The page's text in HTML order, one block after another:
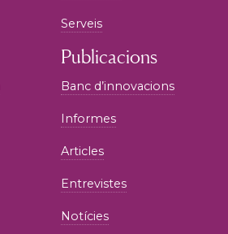
Serveis
Publicacions
Banc d’innovacions
Informes
Articles
Entrevistes
Notícies